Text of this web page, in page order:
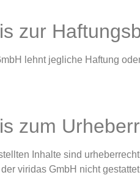
zur
lehnt jegliche Haftung
zum
Inhalte sind
viridas GmbH nicht